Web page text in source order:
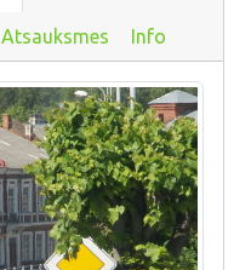
Atsauksmes Info